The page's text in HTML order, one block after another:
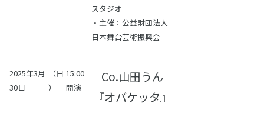
スタジオ
・主催：公益財団法人
日本舞台芸術振興会
2025年3月
30日
（日
）
15:00
開演
Co.山田うん
『オバケッタ』